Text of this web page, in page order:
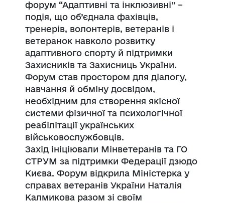
форум “Адаптивні та інклюзивні” –
подія, що об’єднала фахівців,
тренерів, волонтерів, ветеранів і
ветеранок навколо розвитку
адаптивного спорту й підтримки
Захисників та Захисниць України.
Форум став простором для діалогу,
навчання й обміну досвідом,
необхідним для створення якісної
системи фізичної та психологічної
реабілітації українських
військовослужбовців.
Захід ініціювали Мінветеранів та ГО
СТРУМ за підтримки Федерації дзюдо
Києва. Форум відкрила Міністерка у
справах ветеранів України Наталія
Калмикова разом зі своїм